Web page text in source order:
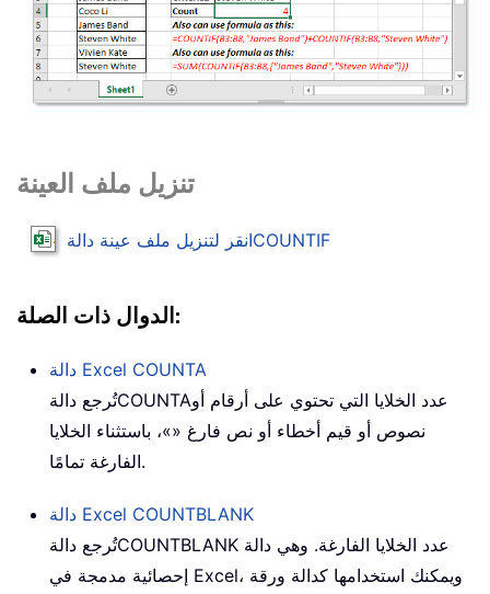
تنزيل ملف العينة
انقر لتنزيل ملف عينة دالةCOUNTIF
الدوال ذات الصلة:
دالة Excel COUNTA
تُرجع دالةCOUNTAعدد الخلايا التي تحتوي على أرقام أو
نصوص أو قيم أخطاء أو نص فارغ «»، باستثناء الخلايا
الفارغة تمامًا.
دالة Excel COUNTBLANK
تُرجع دالةCOUNTBLANK
إحصائية مدمجة في Excel، ويمكنك استخدامها كدالة ورقة